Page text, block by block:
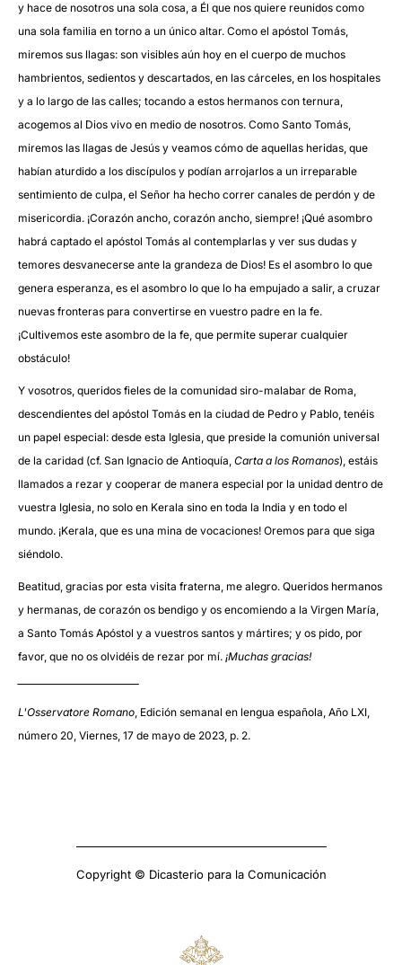
y hace de nosotros una sola cosa, a Él que nos quiere reunidos como
una sola familia en torno a un único altar. Como el apóstol Tomás,
miremos sus llagas: son visibles aún hoy en el cuerpo de muchos
hambrientos, sedientos y descartados, en las cárceles, en los hospitales
y a lo largo de las calles; tocando a estos hermanos con ternura,
acogemos al Dios vivo en medio de nosotros. Como Santo Tomás,
miremos las llagas de Jesús y veamos cómo de aquellas heridas, que
habían aturdido a los discípulos y podían arrojarlos a un irreparable
sentimiento de culpa, el Señor ha hecho correr canales de perdón y de
misericordia. ¡Corazón ancho, corazón ancho, siempre! ¡Qué asombro
habrá captado el apóstol Tomás al contemplarlas y ver sus dudas y
temores desvanecerse ante la grandeza de Dios! Es el asombro lo que
genera esperanza, es el asombro lo que lo ha empujado a salir, a cruzar
nuevas fronteras para convertirse en vuestro padre en la fe.
¡Cultivemos este asombro de la fe, que permite superar cualquier
obstáculo!
Y vosotros, queridos fieles de la comunidad siro-malabar de Roma,
descendientes del apóstol Tomás en la ciudad de Pedro y Pablo, tenéis
un papel especial: desde esta Iglesia, que preside la comunión universal
de la caridad (cf. San Ignacio de Antioquía, Carta a los Romanos), estáis
llamados a rezar y cooperar de manera especial por la unidad dentro de
vuestra Iglesia, no solo en Kerala sino en toda la India y en todo el
mundo. ¡Kerala, que es una mina de vocaciones! Oremos para que siga
siéndolo.
Beatitud, gracias por esta visita fraterna, me alegro. Queridos hermanos
y hermanas, de corazón os bendigo y os encomiendo a la Virgen María,
a Santo Tomás Apóstol y a vuestros santos y mártires; y os pido, por
favor, que no os olvidéis de rezar por mí. ¡Muchas gracias!
L'Osservatore Romano, Edición semanal en lengua española, Año LXI,
número 20, Viernes, 17 de mayo de 2023, p. 2.
Copyright © Dicasterio para la Comunicación